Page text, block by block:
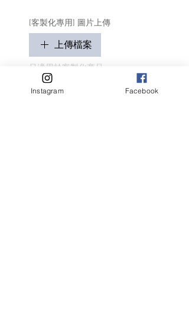
[客製化專用] 圖片上傳
上傳檔案
只適用於客製化商品
請盡量顯示毛孩全貌 (可多於1張)
客人名字 Customer Name
Instagram Facebook